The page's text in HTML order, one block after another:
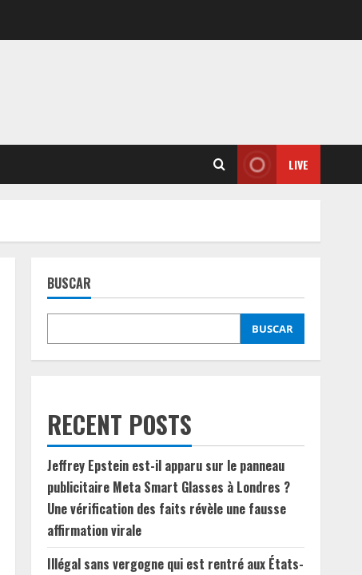
LIVE
BUSCAR
BUSCAR
RECENT POSTS
Jeffrey Epstein est-il apparu sur le panneau
publicitaire Meta Smart Glasses à Londres ?
Une vérification des faits révèle une fausse
affirmation virale
Illégal sans vergogne qui est rentré aux États-